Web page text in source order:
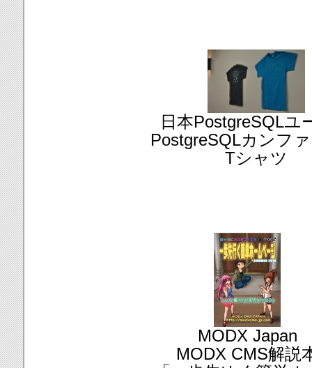
日本PostgreSQLユ
PostgreSQLカンフ
Tシャツ
MODX Japan
MODX CMS解説